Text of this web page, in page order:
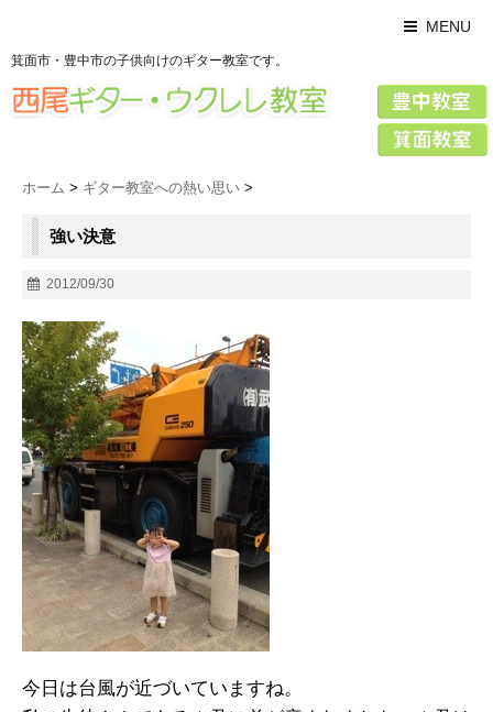
MENU
箕面市・豊中市の子供向けのギター教室です。
ホーム > ギター教室への熱い思い >
強い決意
2012/09/30
今日は台風が近づいていますね。